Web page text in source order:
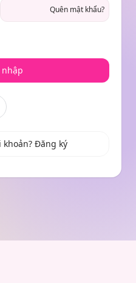
Quên mật khẩu?
khoản? Đăng ký